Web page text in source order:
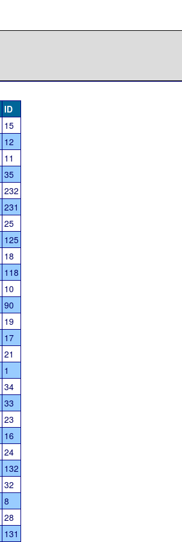
ID
15
12
11
35
232
231
25
125
18
118
10
90
19
17
21
1
34
33
23
16
24
132
32
8
28
131